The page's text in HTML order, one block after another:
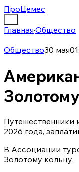
ПроЦемес
Главная·Общество
Общество30 мая
Путешественники
2026 года,
В Ассоциации
Золотому кольцу.